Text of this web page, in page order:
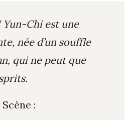
Chi est une
née d’un souffle
qui ne peut que
: